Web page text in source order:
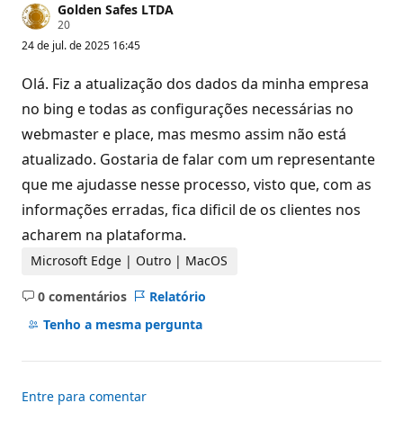
Golden Safes LTDA
20P
o
n
s
d
e
r
p
t
ç
o
24 de jul. de 2025 16:45
Olá. Fiz a atualização dos dados da minha empresa
no bing e todas as configurações necessárias no
webmaster e place, mas mesmo assim não está
atualizado. Gostaria de falar com um representante
que me ajudasse nesse processo, visto que, com as
informações erradas, fica dificil de os clientes nos
acharem na plataforma.
Microsoft Edge | Outro | MacOS
0 comentários
Sem
comentários
Relatório
Tenho a mesma pergunta
Entre para comentar